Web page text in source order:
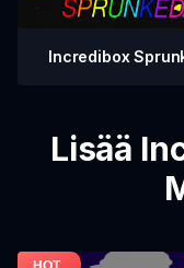
Incredibox
Lisää